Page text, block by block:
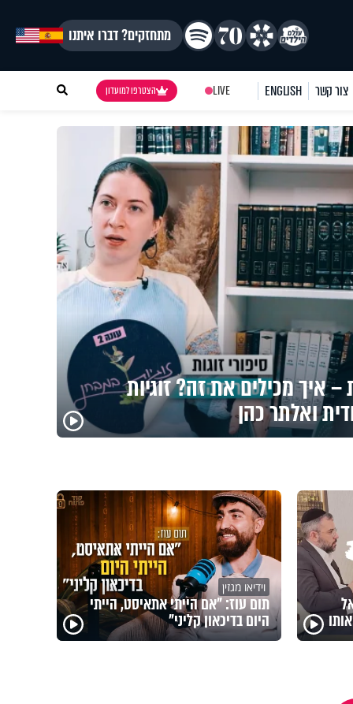
מתחזקים? דברו איתנו
צור קשר ENGLISH
LIVE הצטרפו למועדון
איך מכילים את זה? זוגיות
ואלתר כהן
וידיאו מגזין
תום עוז: "אם הייתי אתאיסט, הייתי
היום בדיכאון קליני"